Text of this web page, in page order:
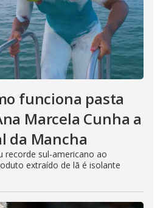
funciona pasta
Marcela Cunha a
da Mancha
recorde sul-americano ao
extraído de lã é isolante